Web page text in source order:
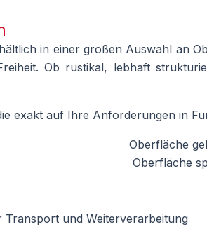
in einer großen Auswahl an
Ob rustikal, lebhaft
exakt auf Ihre Anforderungen in
Oberfläche
Oberfläche
und Weiterverarbeitung